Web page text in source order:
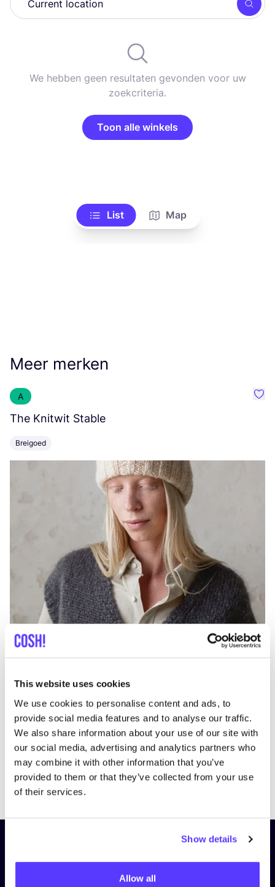
This website uses cookies
We use cookies to personalise content and ads, to
provide social media features and to analyse our traffic.
We also share information about your use of our site with
our social media, advertising and analytics partners who
may combine it with other information that you’ve
provided to them or that they’ve collected from your use
of their services.
Show details
Allow all
Zoek
We hebben geen resultaten gevonden voor uw
zoekcriteria.
Toon alle winkels
List Map
Meer merken
A
The Knitwit Stable
Breigoed
PreviousNext
Schrijf je in op onze nieuwsbrief
en blijf op de hoogte!